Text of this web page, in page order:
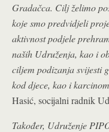
Gradačca. Cilj želimo
koje smo predvidjeli
aktivnost podjele
naših Udruženja, kao i
ciljem podizanja svijesti
kod djece, kao i
Hasić, socijalni radnik
Također, Udruženje